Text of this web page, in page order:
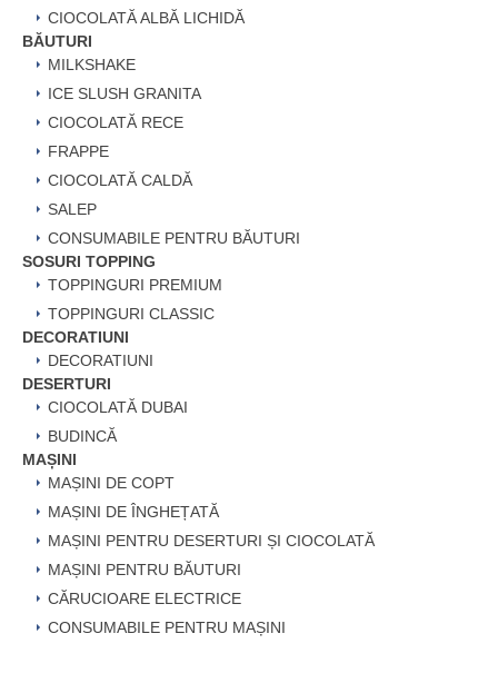
CIOCOLATĂ ALBĂ LICHIDĂ
BĂUTURI
MILKSHAKE
ICE SLUSH GRANITA
CIOCOLATĂ RECE
FRAPPE
CIOCOLATĂ CALDĂ
SALEP
CONSUMABILE PENTRU BĂUTURI
SOSURI TOPPING
TOPPINGURI PREMIUM
TOPPINGURI CLASSIC
DECORATIUNI
DECORATIUNI
DESERTURI
CIOCOLATĂ DUBAI
BUDINCĂ
MAȘINI
MAȘINI DE COPT
MAȘINI DE ÎNGHEȚATĂ
MAȘINI PENTRU DESERTURI ȘI CIOCOLATĂ
MAȘINI PENTRU BĂUTURI
CĂRUCIOARE ELECTRICE
CONSUMABILE PENTRU MAȘINI